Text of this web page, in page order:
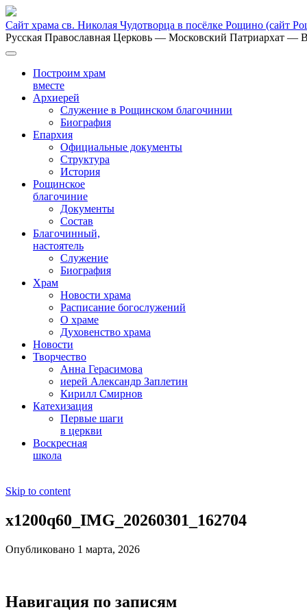
Сайт храма св. Николая Чудотворца в посёлке Рощино (сайт
Русская Православная Церковь — Московский Патриархат —
Построим храм
вместе
Архиерей
Служение в Рощинском благочинии
Биография
Епархия
Официальные документы
Структура
История
Рощинское
благочиние
Документы
Состав
Благочинный,
настоятель
Служение
Биография
Храм
Новости храма
Расписание богослужений
О храме
Духовенство храма
Новости
Творчество
Анна Герасимова
иерей Александр Заплетин
Кирилл Смирнов
Катехизация
Первые шаги
в церкви
Воскресная
школа
Skip to content
x1200q60_IMG_20260301_162704
Опубликовано 1 марта, 2026
Навигация по записям